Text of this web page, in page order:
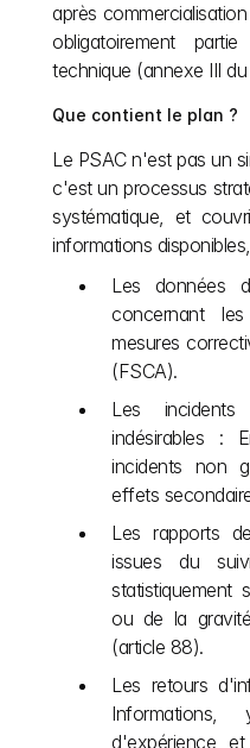
après
obligatoirement
technique (annexe III
Que contient le plan ?
Le PSAC n'est pas un
c'est un processus
systématique, et
informations
Les données
concernant
mesures
(FSCA).
Les
indésirables :
incidents non
effets
Les rapports
issues du
statistiquement
ou de la
(article 88).
Les retours
d'expérience